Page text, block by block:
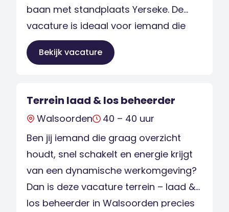
baan met standplaats Yerseke. De
vacature is ideaal voor iemand die
graag de logistieke spin in het web is
op onze locatie in Yerseke. De
bestellingen zorgvuldig klaar, […]
Bekijk vacature
Terrein laad & los beheerder
Walsoorden
40 – 40 uur
Ben jij iemand die graag overzicht
houdt, snel schakelt en energie krijgt
van een dynamische werkomgeving?
Dan is deze vacature terrein – laad &
los beheerder in Walsoorden precies